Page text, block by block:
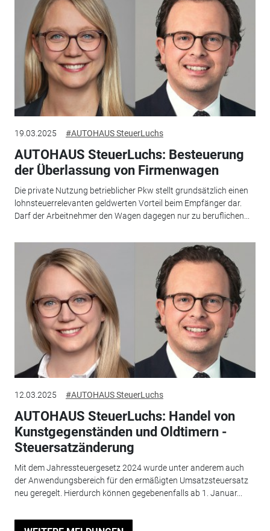
19.03.2025 #AUTOHAUS SteuerLuchs
AUTOHAUS SteuerLuchs: Besteuerung
der Überlassung von Firmenwagen
Die private Nutzung betrieblicher Pkw stellt grundsätzlich einen
lohnsteuerrelevanten geldwerten Vorteil beim Empfänger dar.
Darf der Arbeitnehmer den Wagen dagegen nur zu beruflichen...
12.03.2025 #AUTOHAUS SteuerLuchs
AUTOHAUS SteuerLuchs: Handel von
Kunstgegenständen und Oldtimern -
Steuersatzänderung
Mit dem Jahressteuergesetz 2024 wurde unter anderem auch
der Anwendungsbereich für den ermäßigten Umsatzsteuersatz
neu geregelt. Hierdurch können gegebenenfalls ab 1. Januar...